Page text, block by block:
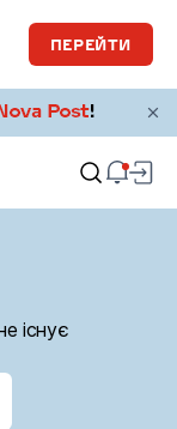
ПЕРЕЙТИ
існує